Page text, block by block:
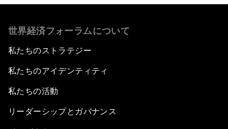
世界経済フォーラムについて
私たちのストラテジー
私たちのアイデンティティ
私たちの活動
リーダーシップとガバナンス